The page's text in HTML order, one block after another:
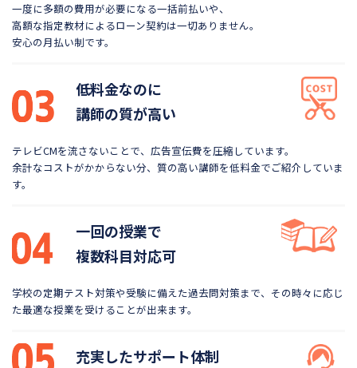
一度に多額の費用が必要になる一括前払いや、
高額な指定教材によるローン契約は一切ありません。
安心の月払い制です。
低料金なのに
講師の質が高い
テレビCMを流さないことで、広告宣伝費を圧縮しています。
余計なコストがかからない分、質の高い講師を低料金でご紹介していま
す。
一回の授業で
複数科目対応可
学校の定期テスト対策や受験に備えた過去問対策まで、 その時々に応じ
た最適な授業を受けることが出来ます。
充実したサポート体制